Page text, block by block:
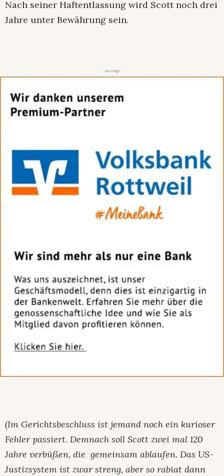
Nach seiner Haftentlassung wird Scott noch drei
Jahre unter Bewährung sein.
- Anzeige -
(Im Gerichtsbeschluss ist jemand noch ein kurioser
Fehler passiert. Demnach soll Scott zwei mal 120
Jahre verbüßen, die gemeinsam ablaufen. Das US-
Justizsystem ist zwar streng, aber so rabiat dann